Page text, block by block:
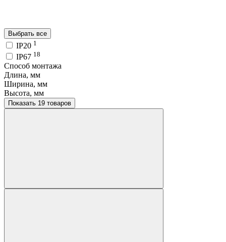
Выбрать все
IP20 1
IP67 18
Способ монтажа
Длина, мм
Ширина, мм
Высота, мм
Показать 19 товаров